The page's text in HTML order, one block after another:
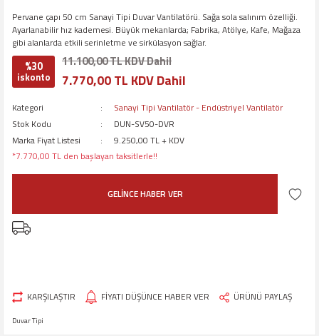
Pervane çapı 50 cm Sanayi Tipi Duvar Vantilatörü. Sağa sola salınım özelliği.
Ayarlanabilir hız kademesi. Büyük mekanlarda; Fabrika, Atölye, Kafe, Mağaza
gibi alanlarda etkili serinletme ve sirkülasyon sağlar.
%30
iskonto
11.100,00 TL KDV Dahil
7.770,00 TL KDV Dahil
Kategori
Sanayi Tipi Vantilatör - Endüstriyel Vantilatör
Stok Kodu
DUN-SV50-DVR
Marka Fiyat Listesi
9.250,00 TL + KDV
*7.770,00 TL den başlayan taksitlerle!!
GELİNCE HABER VER
KARŞILAŞTIR FİYATI DÜŞÜNCE HABER VER ÜRÜNÜ PAYLAŞ
Duvar Tipi